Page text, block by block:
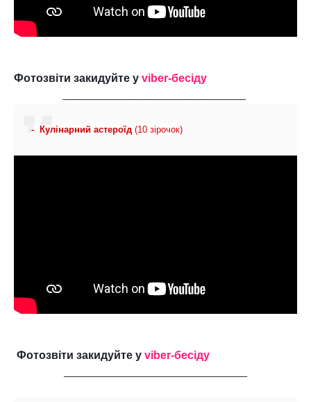
Фотозвіти закидуйте у viber-бесіду
-  Кулінарний астероїд (10 зірочок)
Фотозвіти закидуйте у viber-бесіду